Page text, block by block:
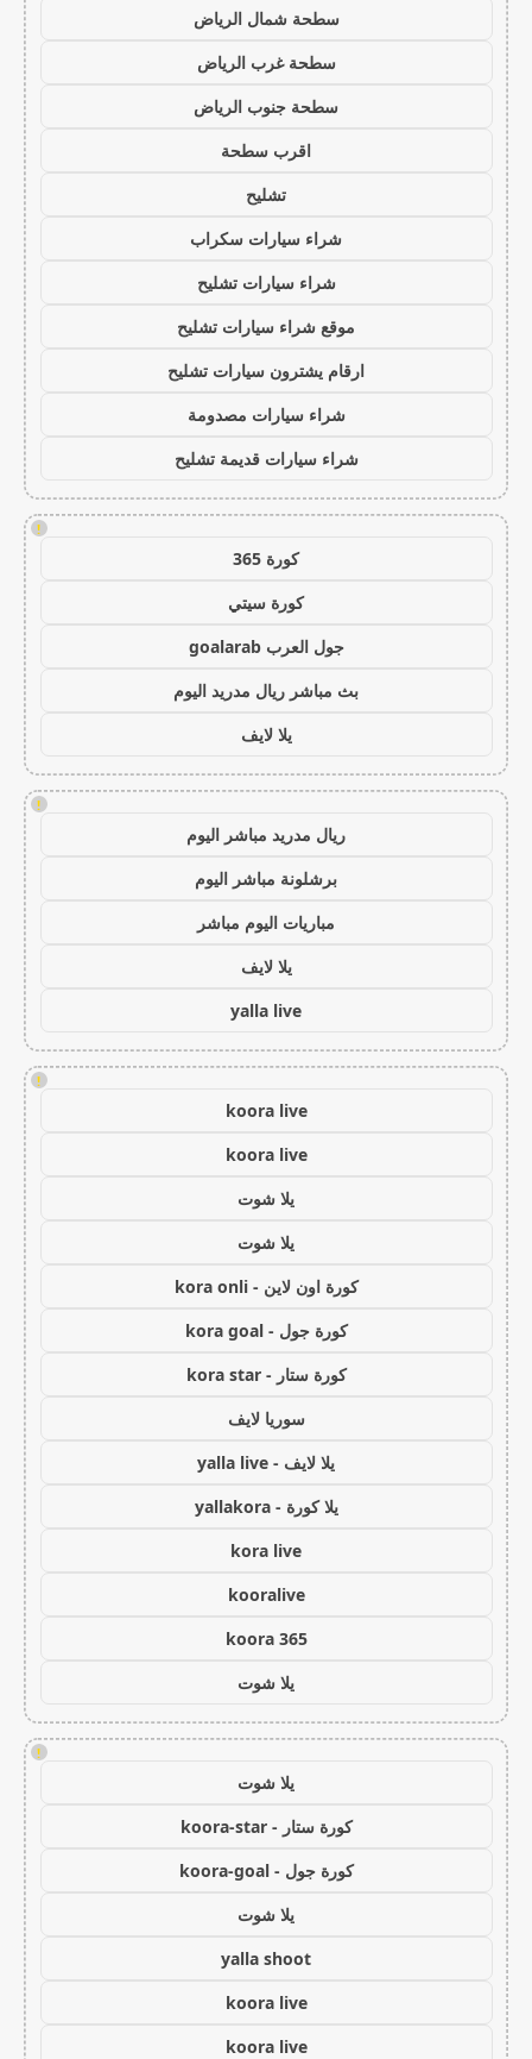
سطحة شمال الرياض
سطحة غرب الرياض
سطحة جنوب الرياض
اقرب سطحة
تشليح
شراء سيارات سكراب
شراء سيارات تشليح
موقع شراء سيارات تشليح
ارقام يشترون سيارات تشليح
شراء سيارات مصدومة
شراء سيارات قديمة تشليح
!
كورة 365
كورة سيتي
جول العرب goalarab
بث مباشر ريال مدريد اليوم
يلا لايف
!
ريال مدريد مباشر اليوم
برشلونة مباشر اليوم
مباريات اليوم مباشر
يلا لايف
yalla live
!
koora live
koora live
يلا شوت
يلا شوت
كورة اون لاين - kora onli
كورة جول - kora goal
كورة ستار - kora star
سوريا لايف
يلا لايف - yalla live
يلا كورة - yallakora
kora live
kooralive
koora 365
يلا شوت
!
يلا شوت
كورة ستار - koora-star
كورة جول - koora-goal
يلا شوت
yalla shoot
koora live
koora live